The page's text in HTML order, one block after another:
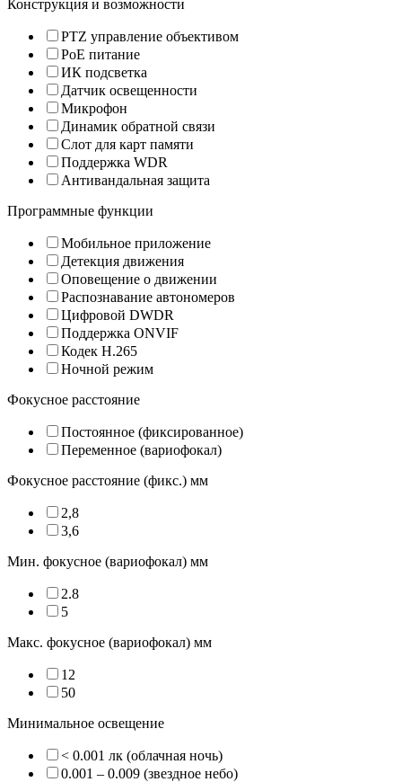
Конструкция и возможности
PTZ управление объективом
PoE питание
ИК подсветка
Датчик освещенности
Микрофон
Динамик обратной связи
Слот для карт памяти
Поддержка WDR
Антивандальная защита
Программные функции
Мобильное приложение
Детекция движения
Оповещение о движении
Распознавание автономеров
Цифровой DWDR
Поддержка ONVIF
Кодек H.265
Ночной режим
Фокусное расстояние
Постоянное (фиксированное)
Переменное (вариофокал)
Фокусное расстояние (фикс.) мм
2,8
3,6
Мин. фокусное (вариофокал) мм
2.8
5
Макс. фокусное (вариофокал) мм
12
50
Минимальное освещение
< 0.001 лк (облачная ночь)
0.001 – 0.009 (звездное небо)